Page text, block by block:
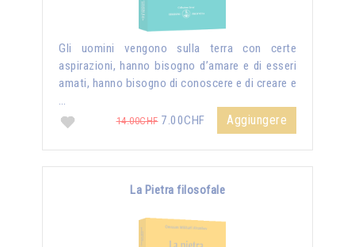
Gli uomini vengono sulla terra con certe
aspirazioni, hanno bisogno d’amare e di esseri
amati, hanno bisogno di conoscere e di creare e
…
14.00CHF7.00CHF Aggiungere
La Pietra filosofale